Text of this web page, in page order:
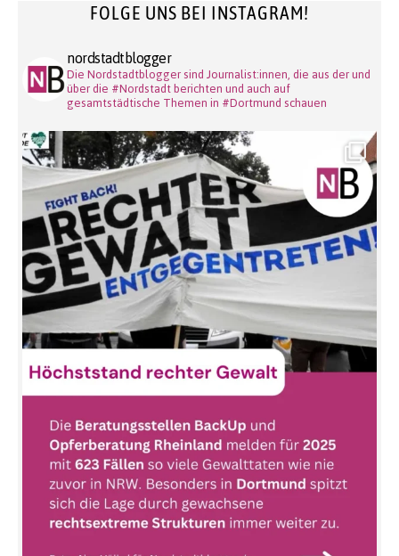
FOLGE UNS BEI INSTAGRAM!
nordstadtblogger
Die Nordstadtblogger sind Journalist:innen, die aus der und
über die #Nordstadt berichten und auch auf
gesamtstädtische Themen in #Dortmund schauen